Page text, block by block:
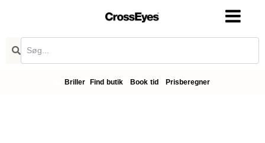
Briller Find butik Book tid Prisberegner